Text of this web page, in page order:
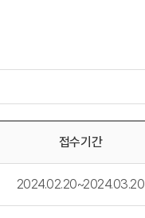
접수기간
2024.02.20~2024.03.20